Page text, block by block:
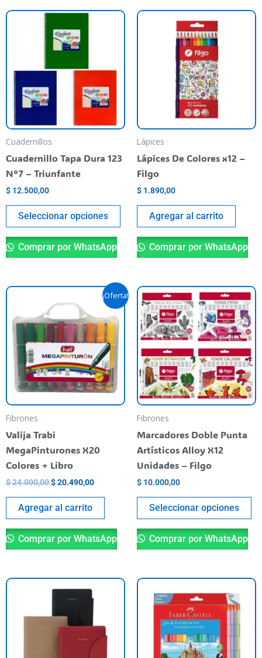
Cuadernillos
Cuadernillo Tapa Dura 123
N°7 – Triunfante
$ 12.500,00
Seleccionar opciones
Este
se
pueden
elegir
producto
Comprar por WhatsApp
Lápices
Lápices De Colores x12 –
Filgo
$ 1.890,00
Agregar al carrito
Comprar por WhatsApp
¡Oferta!
Fibrones
Valija Trabi
MegaPinturones X20
Colores + Libro
$24.000,00
El
precio
original
era:
$ 24.000,00.
$20.490,00
El
precio
actual
es:
$ 20.490,00.
Agregar al carrito
Comprar por WhatsApp
Fibrones
Marcadores Doble Punta
Artísticos Alloy X12
Unidades – Filgo
$ 10.000,00
Seleccionar opciones
se
Comprar por WhatsApp
Este
producto
variantes.